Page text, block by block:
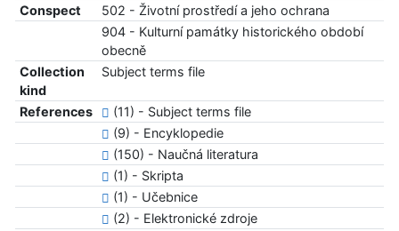
Conspect
502 - Životní prostředí a jeho ochrana
904 - Kulturní památky historického období
obecně
Collection
kind
Subject terms file
References
(11) - Subject terms file
(9) - Encyklopedie
(150) - Naučná literatura
(1) - Skripta
(1) - Učebnice
(2) - Elektronické zdroje